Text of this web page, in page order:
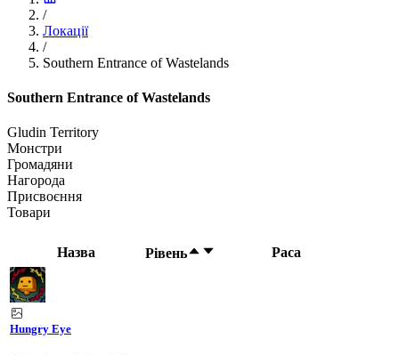
/
Локації
/
Southern Entrance of Wastelands
Southern Entrance of Wastelands
Gludin Territory
Монстри
Громадяни
Нагорода
Присвоєння
Товари
Назва Рівень Раса
Hungry Eye